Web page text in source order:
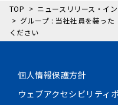
TOP
ニュースリリース・イ
グループ : 当社社員を装っ
ください
個人情報保護方針
ウェブアクセシビリティ